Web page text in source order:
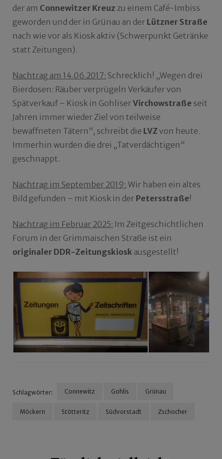
der am Connewitzer Kreuz zu einem Café-Imbiss
geworden und der in Grünau an der Lützner Straße
nach wie vor als Kiosk aktiv (Schwerpunkt Getränke
statt Zeitungen).
Nachtrag am 14.06.2017: Schrecklich! „Wegen drei
Bierdosen: Räuber verprügeln Verkäufer von
Spätverkauf – Kiosk in GohliserVirchowstraße seit
Jahren immer wieder Ziel von teilweise
bewaffneten Tätern“, schreibt die LVZvon heute.
Immerhin wurden die drei „Tatverdächtigen“
geschnappt.
Nachtrag im September 2019: Wir haben ein altes
Bild gefunden – mit Kiosk in der Petersstraße!
Nachtrag im Februar 2025: Im Zeitgeschichtlichen
Forum in der Grimmaischen Straße ist ein
originaler DDR-Zeitungskiosk ausgestellt!
Schlagwörter: Connewitz Gohlis Grünau
Möckern Stötteritz Südvorstadt Zschocher